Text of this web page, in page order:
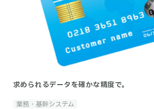
求められるデータを確かな精度で。
業務・基幹システム